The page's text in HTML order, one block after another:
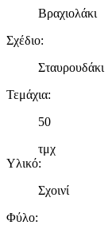
Βραχιολάκι
Σχέδιο:
Σταυρουδάκι
Τεμάχια:
50
τμχ
Υλικό:
Σχοινί
Φύλο: